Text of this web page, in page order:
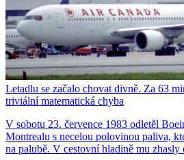
Letadlu se začalo chovat divně. Za 63
triviální matematická chyba
V sobotu 23. července 1983 odletěl
Montrealu s necelou polovinou paliva,
na palubě. V cestovní hladině mu zhasly